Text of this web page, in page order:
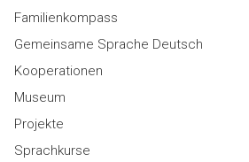
Familienkompass
Gemeinsame Sprache Deutsch
Kooperationen
Museum
Projekte
Sprachkurse